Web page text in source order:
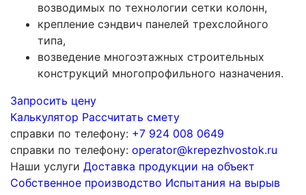
возводимых по технологии сетки колонн,
крепление сэндвич панелей трехслойного
типа,
возведение многоэтажных строительных
конструкций многопрофильного назначения.
Запросить цену
Калькулятор Рассчитать смету
справки по телефону: +7 924 008 0649
справки по телефону: operator@krepezhvostok.ru
Наши услуги Доставка продукции на объект
Собственное производство Испытания на вырыв